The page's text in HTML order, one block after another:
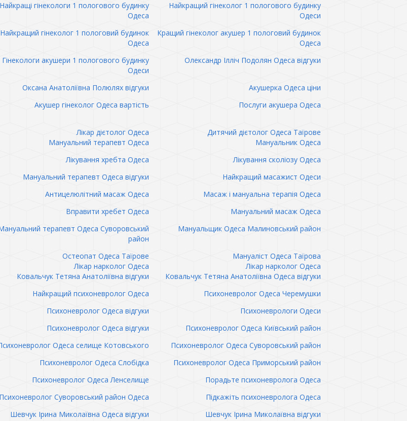
Найкращі гінекологи 1 пологового будинку
Одеса
Найкращий гінеколог 1 пологового будинку
Одеси
Найкращий гінеколог 1 пологовий будинок
Одеса
Кращий гінеколог акушер 1 пологовий будинок
Одеса
Гінекологи акушери 1 пологового будинку
Одеси
Олександр Ілліч Подолян Одеса відгуки
Оксана Анатоліївна Полюлях відгуки
Акушерка Одеса ціни
Акушер гінеколог Одеса вартість
Послуги акушера Одеса
Лікар дієтолог Одеса
Дитячий дієтолог Одеса Таїрове
Мануальний терапевт Одеса
Мануальник Одеса
Лікування хребта Одеса
Лікування сколіозу Одеса
Мануальний терапевт Одеса відгуки
Найкращий масажист Одеси
Антицелюлітний масаж Одеса
Масаж і мануальна терапія Одеса
Вправити хребет Одеса
Мануальний масаж Одеса
терапевт Одеса Суворовський
район
Мануальщик Одеса Малиновський район
Остеопат Одеса Таїрове
Мануаліст Одеса Таїрова
Лікар нарколог Одеса
Лікар нарколог Одеса
Ковальчук Тетяна Анатоліївна відгуки
Ковальчук Тетяна Анатоліївна Одеса відгуки
Найкращий психоневролог Одеса
Психоневролог Одеса Черемушки
Психоневролог Одеса відгуки
Психоневрологи Одеси
Психоневролог Одеса відгуки
Психоневролог Одеса Київський район
Одеса селище Котовського
Психоневролог Одеса Суворовський район
Психоневролог Одеса Слобідка
Психоневролог Одеса Приморський район
Психоневролог Одеса Ленселище
Порадьте психоневролога Одеса
Психоневролог Суворовський район Одеса
Підкажіть психоневролога Одеса
Шевчук Ірина Миколаївна Одеса відгуки
Шевчук Ірина Миколаївна відгуки